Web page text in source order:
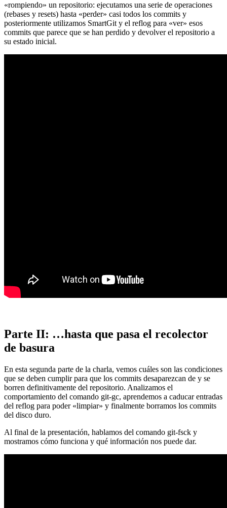
«rompiendo» un repositorio: ejecutamos una serie de operaciones
(rebases y resets) hasta «perder» casi todos los commits y
posteriormente utilizamos SmartGit y el reflog para «ver» esos
commits que parece que se han perdido y devolver el repositorio a
su estado inicial.
Parte II: …hasta que pasa el recolector
de basura
En esta segunda parte de la charla, vemos cuáles son las condiciones
que se deben cumplir para que los commits desaparezcan de y se
borren definitivamente del repositorio. Analizamos el
comportamiento del comando git-gc, aprendemos a caducar entradas
del reflog para poder «limpiar» y finalmente borramos los commits
del disco duro.
Al final de la presentación, hablamos del comando git-fsck y
mostramos cómo funciona y qué información nos puede dar.